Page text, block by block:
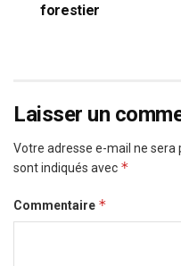
forestier
Laisser un
Votre adresse e-mail ne sera
sont indiqués avec *
Commentaire *